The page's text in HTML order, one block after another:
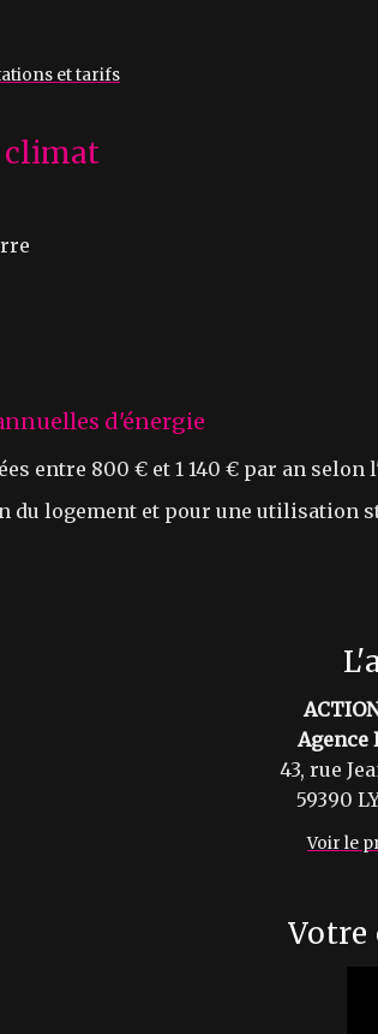
et tarifs
climat
d'énergie
entre 800 € et 1 140 € par an selon
du logement et pour une utilisation
Agence
43, rue
59390
Voir le